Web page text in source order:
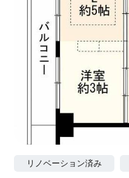
リノベーション済み